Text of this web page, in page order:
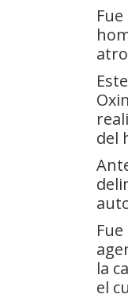
del
la
el